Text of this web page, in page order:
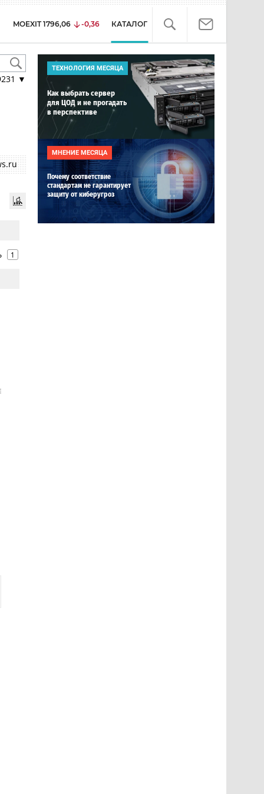
MOEXIT 1796,06 -0,36 КАТАЛОГ
▼
1
ТЕХНОЛОГИЯ МЕСЯЦА
Как выбрать сервер
для ЦОД и не прогадать
в перспективе
МНЕНИЕ МЕСЯЦА
Почему соответствие
стандартам не гарантирует
защиту от киберугроз